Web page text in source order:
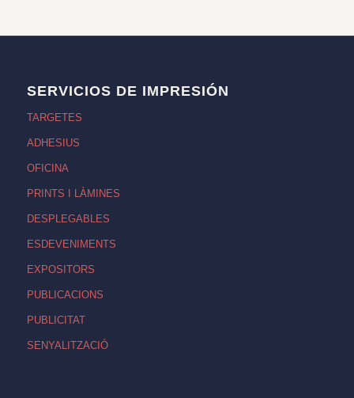
SERVICIOS DE IMPRESIÓN
TARGETES
ADHESIUS
OFICINA
PRINTS I LÀMINES
DESPLEGABLES
ESDEVENIMENTS
EXPOSITORS
PUBLICACIONS
PUBLICITAT
SENYALITZACIÓ